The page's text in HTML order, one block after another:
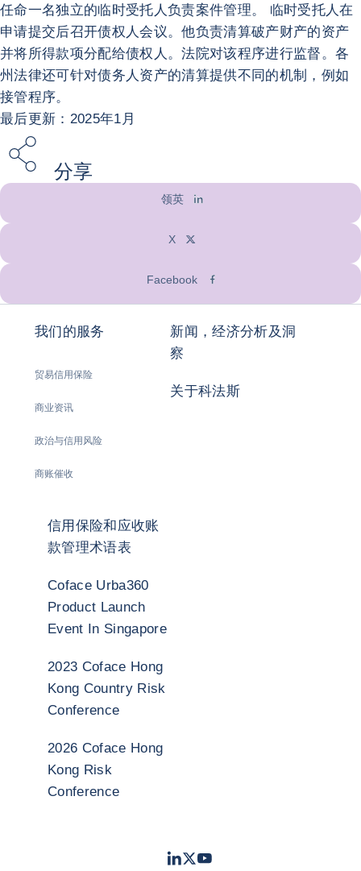
任命一名独立的临时受托人负责案件管理。 临时受托人在
申请提交后召开债权人会议。他负责清算破产财产的资产
并将所得款项分配给债权人。法院对该程序进行监督。各
州法律还可针对债务人资产的清算提供不同的机制，例如
接管程序。
最后更新：2025年1月
分享
领英
X
Facebook
我们的服务
贸易信用保险
商业资讯
政治与信用风险
商账催收
新闻，经济分析及洞
察
关于科法斯
信用保险和应收账
款管理术语表
Coface Urba360
Product Launch
Event In Singapore
2023 Coface Hong
Kong Country Risk
Conference
2026 Coface Hong
Kong Risk
Conference
LinkedIn
TwitterYoutube